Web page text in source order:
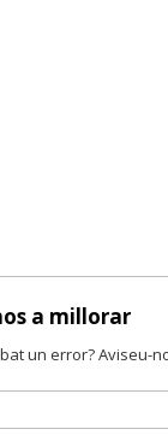
a millorar
un error? Aviseu-